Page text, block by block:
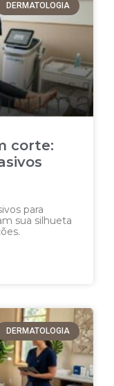
DERMATOLOGIA
corte:
para
sua silhueta
DERMATOLOGIA